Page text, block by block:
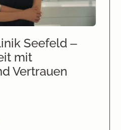
Seefeld –
mit
Vertrauen